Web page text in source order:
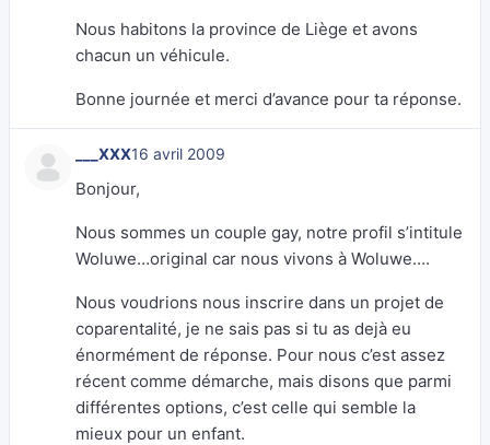
Nous habitons la province de Liège et avons
chacun un véhicule.
Bonne journée et merci d’avance pour ta réponse.
___XXX16 avril 2009
Bonjour,
Nous sommes un couple gay, notre profil s’intitule
Woluwe…original car nous vivons à Woluwe….
Nous voudrions nous inscrire dans un projet de
coparentalité, je ne sais pas si tu as dejà eu
énormément de réponse. Pour nous c’est assez
récent comme démarche, mais disons que parmi
différentes options, c’est celle qui semble la
mieux pour un enfant.